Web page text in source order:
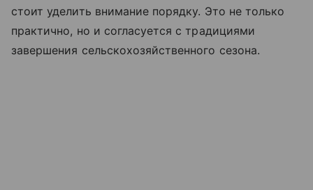
стоит уделить внимание порядку. Это не только
практично, но и согласуется с традициями
завершения сельскохозяйственного сезона.